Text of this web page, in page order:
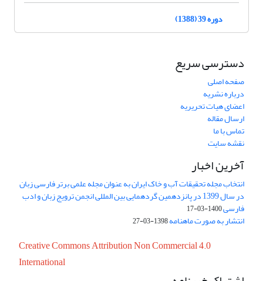
دوره 39 (1388)
دسترسی سریع
صفحه اصلی
درباره نشریه
اعضای هیات تحریریه
ارسال مقاله
تماس با ما
نقشه سایت
آخرین اخبار
انتخاب مجله تحقیقات آب و خاک ایران به عنوان مجله علمی برتر فارسی زبان
در سال 1399 در پانزدهمین گردهمایی بین المللی انجمن ترویج زبان و ادب
فارسی1400-03-17
انتشار به صورت ماهنامه1398-03-27
Creative Commons Attribution Non Commercial 4.0
International